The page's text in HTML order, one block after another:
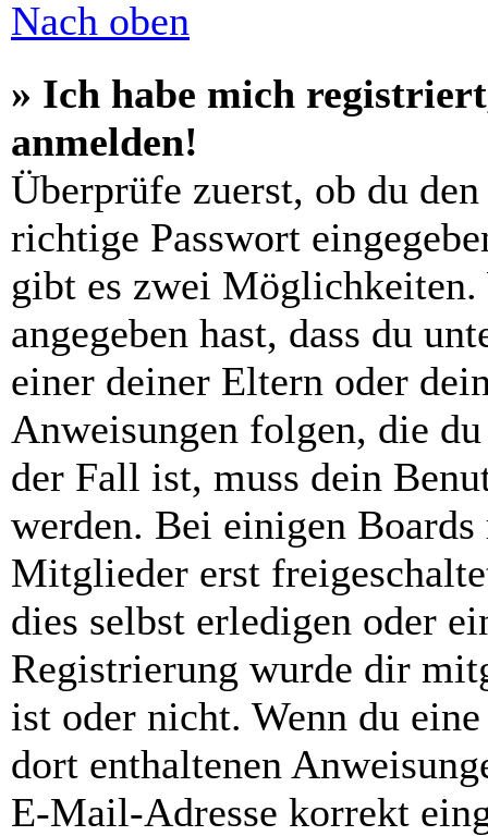
Nach oben
» Ich habe mich
anmelden!
Überprüfe zuerst, ob du
richtige Passwort
gibt es zwei
angegeben hast, dass du
einer deiner Eltern oder
Anweisungen folgen, die
der Fall ist, muss dein
werden. Bei einigen Boards
Mitglieder erst
dies selbst erledigen oder
Registrierung wurde dir
ist oder nicht. Wenn du
dort enthaltenen
E-Mail-Adresse korrekt